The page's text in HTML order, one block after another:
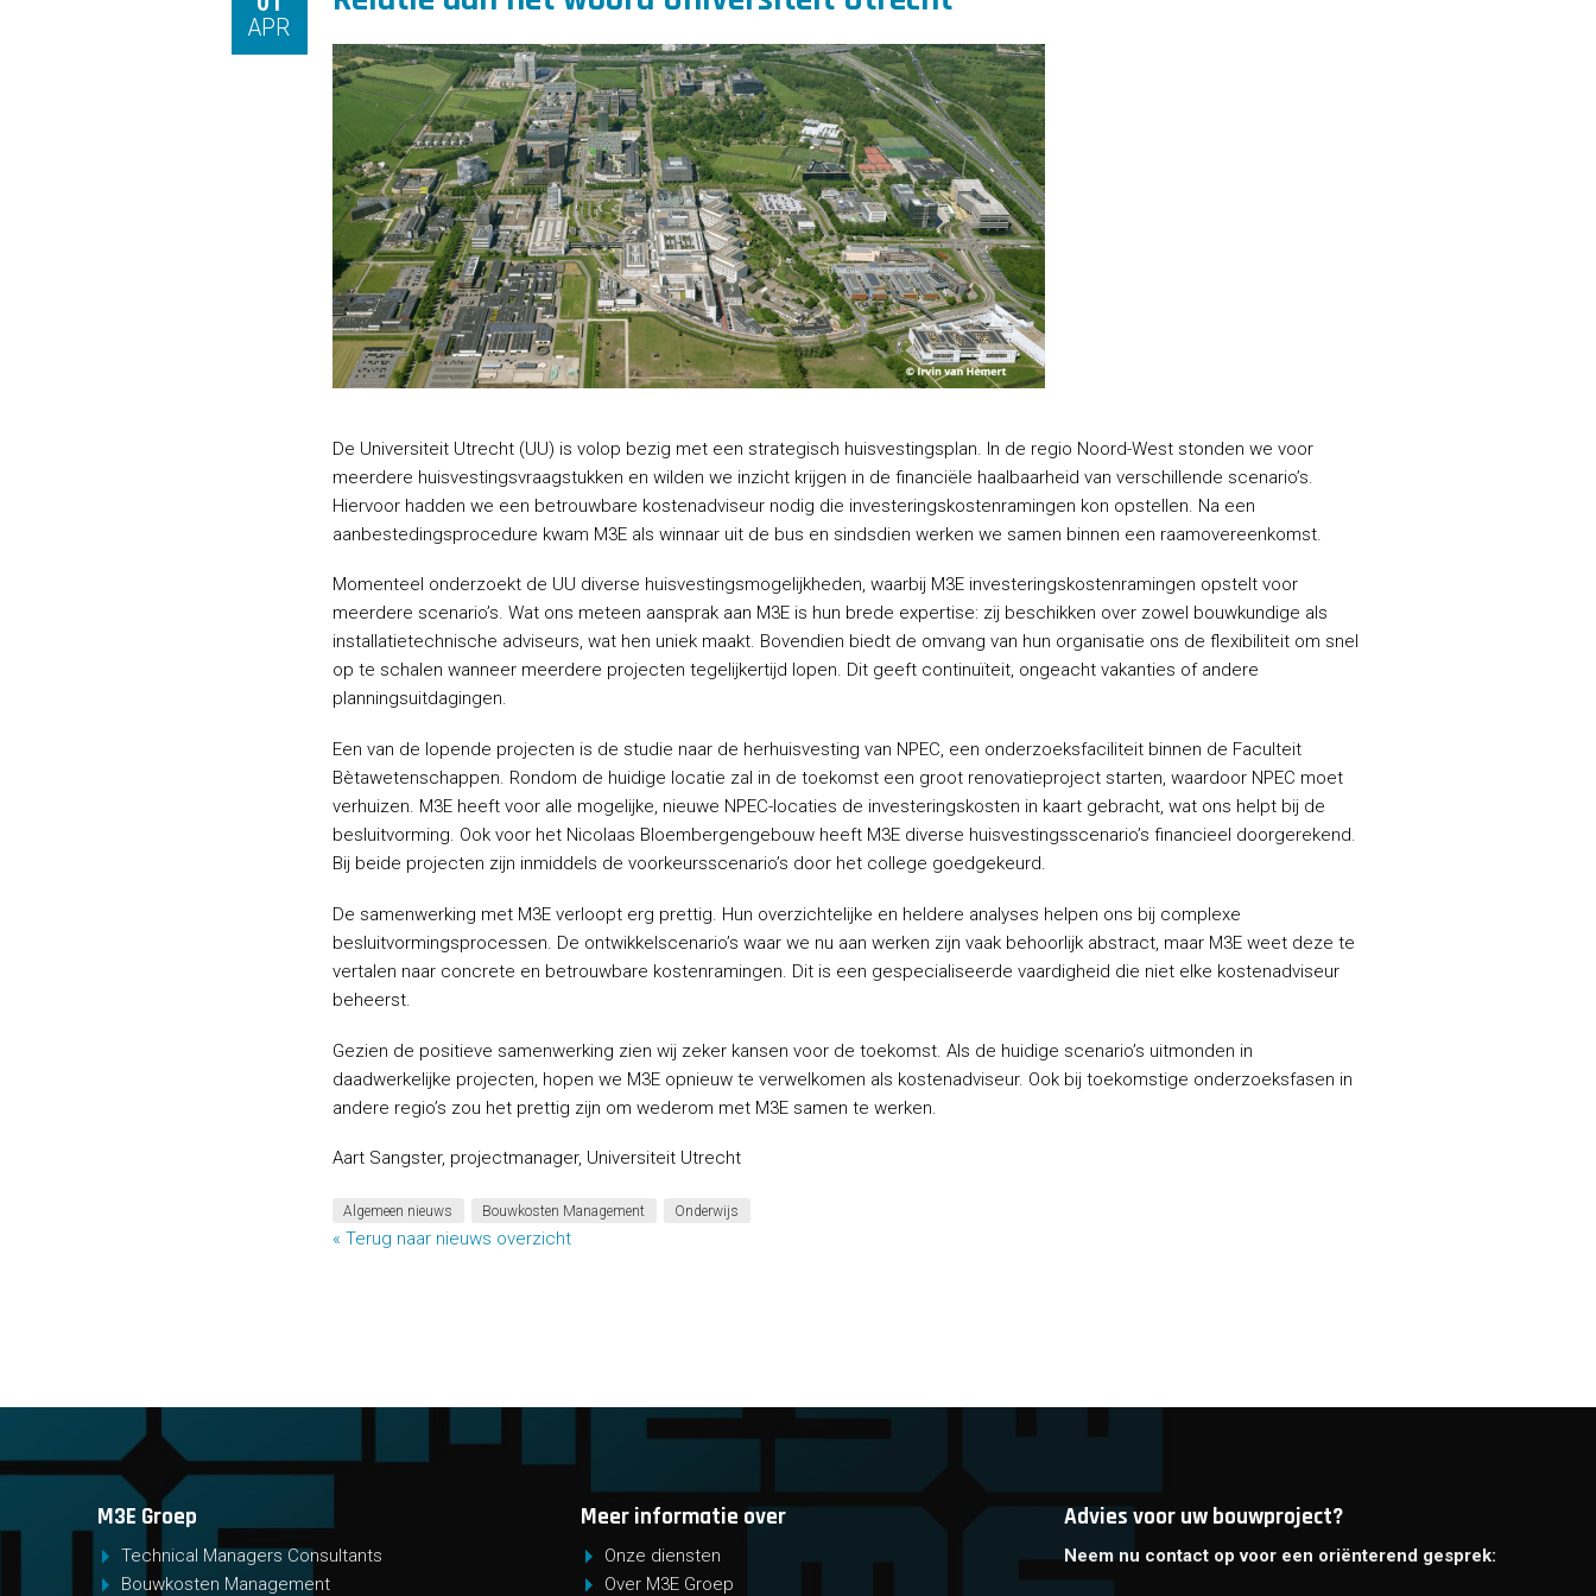
APR
De Universiteit Utrecht (UU) is volop bezig met een strategisch huisvestingsplan. In de regio Noord-West stonden we voor
meerdere huisvestingsvraagstukken en wilden we inzicht krijgen in de financiële haalbaarheid van verschillende scenario’s.
Hiervoor hadden we een betrouwbare kostenadviseur nodig die investeringskostenramingen kon opstellen. Na een
aanbestedingsprocedure kwam M3E als winnaar uit de bus en sindsdien werken we samen binnen een raamovereenkomst.
Momenteel onderzoekt de UU diverse huisvestingsmogelijkheden, waarbij M3E investeringskostenramingen opstelt voor
meerdere scenario’s. Wat ons meteen aansprak aan M3E is hun brede expertise: zij beschikken over zowel bouwkundige als
installatietechnische adviseurs, wat hen uniek maakt. Bovendien biedt de omvang van hun organisatie ons de flexibiliteit om snel
op te schalen wanneer meerdere projecten tegelijkertijd lopen. Dit geeft continuïteit, ongeacht vakanties of andere
planningsuitdagingen.
Een van de lopende projecten is de studie naar de herhuisvesting van NPEC, een onderzoeksfaciliteit binnen de Faculteit
Bètawetenschappen. Rondom de huidige locatie zal in de toekomst een groot renovatieproject starten, waardoor NPEC moet
verhuizen. M3E heeft voor alle mogelijke, nieuwe NPEC-locaties de investeringskosten in kaart gebracht, wat ons helpt bij de
besluitvorming. Ook voor het Nicolaas Bloembergengebouw heeft M3E diverse huisvestingsscenario’s financieel doorgerekend.
Bij beide projecten zijn inmiddels de voorkeursscenario’s door het college goedgekeurd.
De samenwerking met M3E verloopt erg prettig. Hun overzichtelijke en heldere analyses helpen ons bij complexe
besluitvormingsprocessen. De ontwikkelscenario’s waar we nu aan werken zijn vaak behoorlijk abstract, maar M3E weet deze te
vertalen naar concrete en betrouwbare kostenramingen. Dit is een gespecialiseerde vaardigheid die niet elke kostenadviseur
beheerst.
Gezien de positieve samenwerking zien wij zeker kansen voor de toekomst. Als de huidige scenario’s uitmonden in
daadwerkelijke projecten, hopen we M3E opnieuw te verwelkomen als kostenadviseur. Ook bij toekomstige onderzoeksfasen in
andere regio’s zou het prettig zijn om wederom met M3E samen te werken.
Aart Sangster, projectmanager, Universiteit Utrecht
Algemeen nieuws Bouwkosten Management Onderwijs
« Terug naar nieuws overzicht
M3E Groep
Technical Managers Consultants
Bouwkosten Management
Meer informatie over
Onze diensten
Over M3E Groep
Advies voor uw bouwproject?
Neem nu contact op voor een oriënterend gesprek: